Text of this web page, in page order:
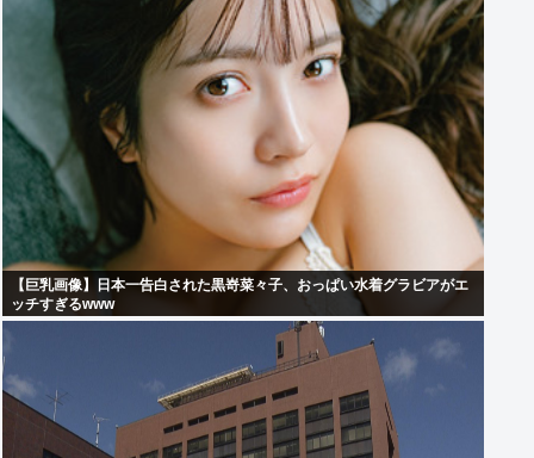
【巨乳画像】日本一告白された黒嵜菜々子、おっぱい水着グラビアがエ
ッチすぎるwww